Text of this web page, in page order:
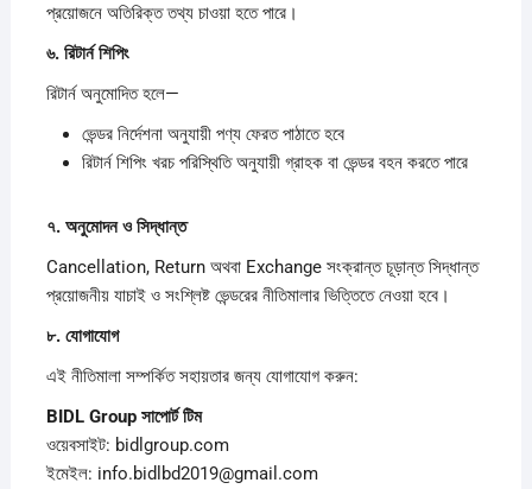
প্রয়োজনে অতিরিক্ত তথ্য চাওয়া হতে পারে।
৬. রিটার্নশিপিং
রিটার্ন অনুমোদিত হলে—
ভেন্ডর নির্দেশনা অনুযায়ী পণ্য ফেরত পাঠাতে হবে
রিটার্ন শিপিং খরচ পরিস্থিতি অনুযায়ী গ্রাহক বা ভেন্ডর বহন করতে পারে
৭. অনুমোদনওসিদ্ধান্ত
Cancellation, Return অথবা Exchange সংক্রান্ত চূড়ান্ত সিদ্ধান্ত
প্রয়োজনীয় যাচাই ও সংশ্লিষ্ট ভেন্ডরের নীতিমালার ভিত্তিতে নেওয়া হবে।
৮. যোগাযোগ
এই নীতিমালা সম্পর্কিত সহায়তার জন্য যোগাযোগ করুন:
BIDL Group সাপোর্টটিম
ওয়েবসাইট: bidlgroup.com
ইমেইল: info.bidlbd2019@gmail.com